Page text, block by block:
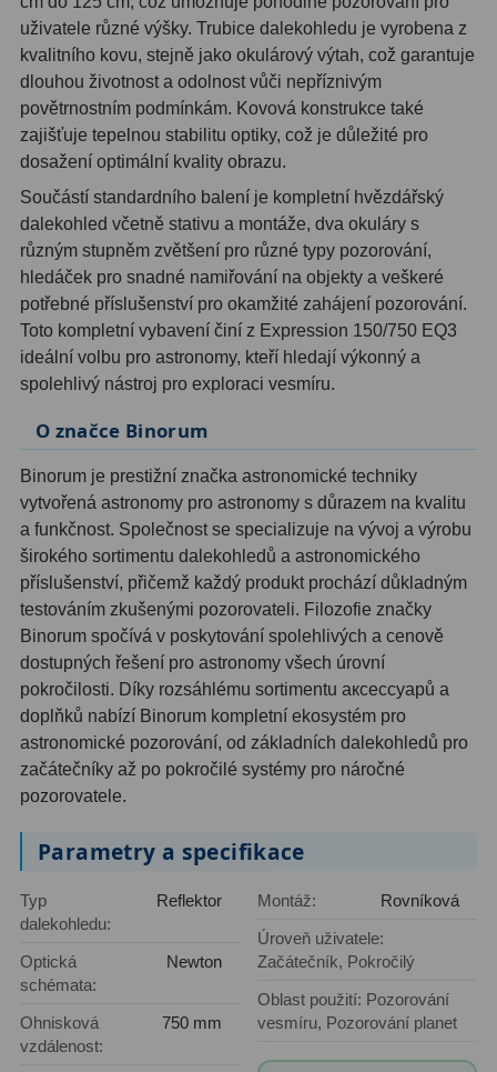
Ostatní22
Seřízení22
Laserové kolimátory6
Optické kolimátory 11
Umělé hvězdy5
Zrcátka a hranoly61
Diagonální zrcátka36
Diagonální hranoly7
Amici hranoly 90°7
AstroFoto306
Planetární kamery19
Deep-Sky kamery 28
Guiding kamery 14
T-kroužky16
Adaptéry projekční11
Adaptéry T2 39
Filtry IR-Pass
Filtry IR-Block
Filtry Clip
uživatele různé výšky. Trubice dalekohledu je vyrobena z
kvalitního kovu, stejně jako okulárový výtah, což garantuje
dlouhou životnost a odolnost vůči nepříznivým
povětrnostním podmínkám. Kovová konstrukce také
zajišťuje tepelnou stabilitu optiky, což je důležité pro
dosažení optimální kvality obrazu.
Součástí standardního balení je kompletní hvězdářský
dalekohled včetně stativu a montáže, dva okuláry s
různým stupněm zvětšení pro různé typy pozorování,
hledáček pro snadné namiřování na objekty a veškeré
potřebné příslušenství pro okamžité zahájení pozorování.
Toto kompletní vybavení činí z Expression 150/750 EQ3
ideální volbu pro astronomy, kteří hledají výkonný a
spolehlivý nástroj pro exploraci vesmíru.
O značce Binorum
Binorum je prestižní značka astronomické techniky
vytvořená astronomy pro astronomy s důrazem na kvalitu
a funkčnost. Společnost se specializuje na vývoj a výrobu
širokého sortimentu dalekohledů a astronomického
příslušenství, přičemž každý produkt prochází důkladným
testováním zkušenými pozorovateli. Filozofie značky
Binorum spočívá v poskytování spolehlivých a cenově
dostupných řešení pro astronomy všech úrovní
pokročilosti. Díky rozsáhlému sortimentu aксессуарů a
doplňků nabízí Binorum kompletní ekosystém pro
astronomické pozorování, od základních dalekohledů pro
začátečníky až po pokročilé systémy pro náročné
pozorovatele.
Parametry a specifikace
Typ
dalekohledu:
Reflektor
Optická
schémata:
Newton
Ohnisková
vzdálenost:
750 mm
Montáž:
Rovníková
Úroveň uživatele:
Začátečník, Pokročilý
Oblast použití: Pozorování
vesmíru, Pozorování planet